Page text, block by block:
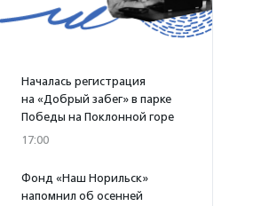
Началась регистрация
на «Добрый забег» в парке
Победы на Поклонной горе
17:00
Фонд «Наш Норильск»
напомнил об осенней